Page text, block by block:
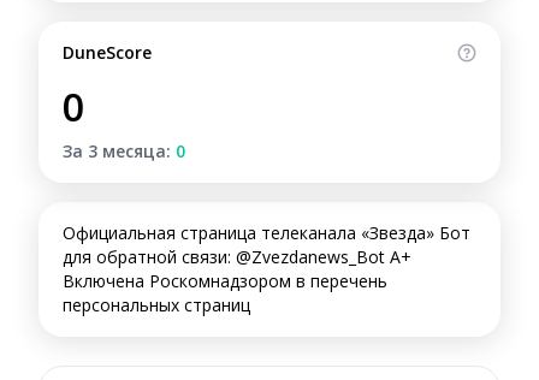
DuneScore
0
За 3 месяца: 0
Официальная страница телеканала «Звезда» Бот
для обратной связи: @Zvezdanews_Bot А+
Включена Роскомнадзором в перечень
персональных страниц